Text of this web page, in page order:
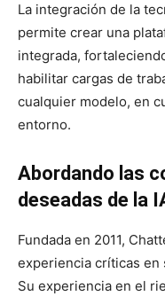
La integración de la
permite crear una
integrada,
habilitar cargas de
cualquier modelo, en
entorno.
Abordando las
deseadas de la
Fundada en 2011,
experiencia críticas en
Su experiencia en el